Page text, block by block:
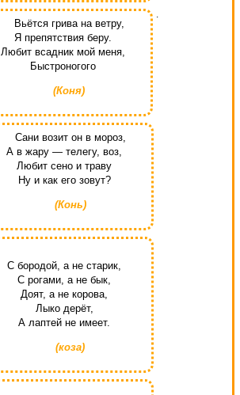
Вьётся грива на ветру,
Я препятствия беру.
Любит всадник мой меня,
Быстроногого
(Коня)
.
Сани возит он в мороз,
А в жару — телегу, воз,
Любит сено и траву
Ну и как его зовут?
(Конь)
С бородой, а не старик,
С рогами, а не бык,
Доят, а не корова,
Лыко дерёт,
А лаптей не имеет.
(коза)